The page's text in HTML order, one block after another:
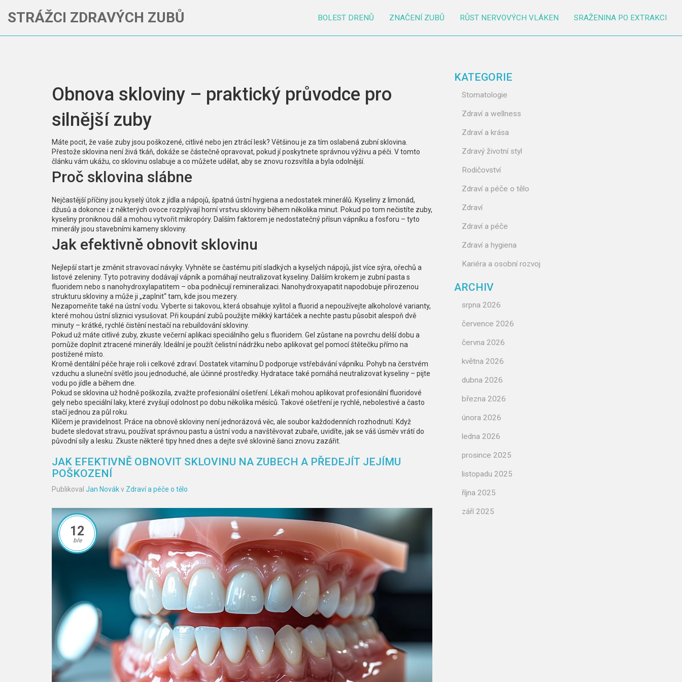
STRÁŽCI ZDRAVÝCH ZUBŮ BOLEST DRENŮ ZNAČENÍ ZUBŮ RŮST NERVOVÝCH VLÁKEN SRAŽENINA PO EXTRAKCI
Obnova skloviny – praktický průvodce pro
silnější zuby
Máte pocit, že vaše zuby jsou poškozené, citlivé nebo jen ztrácí lesk? Většinou je za tím oslabená zubní sklovina.
Přestože sklovina není živá tkáň, dokáže se částečně opravovat, pokud jí poskytnete správnou výživu a péči. V tomto
článku vám ukážu, co sklovinu oslabuje a co můžete udělat, aby se znovu rozsvítila a byla odolnější.
Proč sklovina slábne
Nejčastější příčiny jsou kyselý útok z jídla a nápojů, špatná ústní hygiena a nedostatek minerálů. Kyseliny z limonád,
džusů a dokonce i z některých ovoce rozplývají horní vrstvu skloviny během několika minut. Pokud po tom nečistíte zuby,
kyseliny proniknou dál a mohou vytvořit mikropóry. Dalším faktorem je nedostatečný přísun vápníku a fosforu – tyto
minerály jsou stavebními kameny skloviny.
Jak efektivně obnovit sklovinu
Nejlepší start je změnit stravovací návyky. Vyhněte se častému pití sladkých a kyselých nápojů, jíst více sýra, ořechů a
listové zeleniny. Tyto potraviny dodávají vápník a pomáhají neutralizovat kyseliny. Dalším krokem je zubní pasta s
fluoridem nebo s nanohydroxylapatitem – oba podněcují remineralizaci. Nanohydroxyapatit napodobuje přirozenou
strukturu skloviny a může ji „zaplnit“ tam, kde jsou mezery.
Nezapomeňte také na ústní vodu. Vyberte si takovou, která obsahuje xylitol a fluorid a nepoužívejte alkoholové varianty,
které mohou ústní sliznici vysušovat. Při koupání zubů použijte měkký kartáček a nechte pastu působit alespoň dvě
minuty – krátké, rychlé čistění nestačí na rebuildování skloviny.
Pokud už máte citlivé zuby, zkuste večerní aplikaci speciálního gelu s fluoridem. Gel zůstane na povrchu delší dobu a
pomůže doplnit ztracené minerály. Ideální je použít čelistní nádržku nebo aplikovat gel pomocí štětečku přímo na
postižené místo.
Kromě dentální péče hraje roli i celkové zdraví. Dostatek vitamínu D podporuje vstřebávání vápníku. Pohyb na čerstvém
vzduchu a sluneční světlo jsou jednoduché, ale účinné prostředky. Hydratace také pomáhá neutralizovat kyseliny – pijte
vodu po jídle a během dne.
Pokud se sklovina už hodně poškozila, zvažte profesionální ošetření. Lékaři mohou aplikovat profesionální fluoridové
gely nebo speciální laky, které zvyšují odolnost po dobu několika měsíců. Takové ošetření je rychlé, nebolestivé a často
stačí jednou za půl roku.
Klíčem je pravidelnost. Práce na obnově skloviny není jednorázová věc, ale soubor každodenních rozhodnutí. Když
budete sledovat stravu, používat správnou pastu a ústní vodu a navštěvovat zubaře, uvidíte, jak se váš úsměv vrátí do
původní síly a lesku. Zkuste některé tipy hned dnes a dejte své sklovině šanci znovu zazářit.
JAK EFEKTIVNĚ OBNOVIT SKLOVINU NA ZUBECH A PŘEDEJÍT JEJÍMU
POŠKOZENÍ
Publikoval Jan Novákv Zdraví a péče o tělo
12
bře
KATEGORIE
Stomatologie
Zdraví a wellness
Zdraví a krása
Zdravý životní styl
Rodičovství
Zdraví a péče o tělo
Zdraví
Zdraví a péče
Zdraví a hygiena
Kariéra a osobní rozvoj
ARCHIV
srpna 2026
července 2026
června 2026
května 2026
dubna 2026
března 2026
února 2026
ledna 2026
prosince 2025
listopadu 2025
října 2025
září 2025